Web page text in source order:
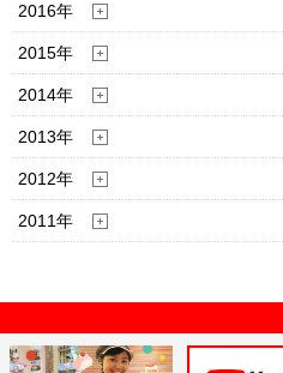
2016年
2015年
2014年
2013年
2012年
2011年